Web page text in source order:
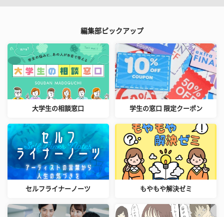
編集部ピックアップ
大学生の相談窓口 学生の窓口 限定クーポン
セルフライナーノーツ もやもや解決ゼミ